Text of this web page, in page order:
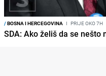
/BOSNA I HERCEGOVINA I PRIJE OKO 7H
SDA: Ako želiš da se